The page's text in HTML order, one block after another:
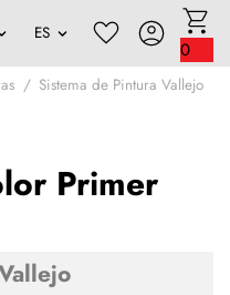
0
Sistema de Pintura Vallejo
Primer